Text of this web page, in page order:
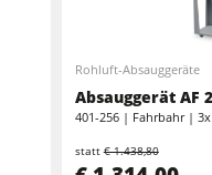
Rohluft-Absauggeräte
Absauggerät AF
401-256 | Fahrbahr |
statt€ 1.438,80